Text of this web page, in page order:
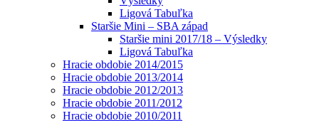
Ligová Tabuľka
Staršie Mini – SBA západ
Staršie mini 2017/18 – Výsledky
Ligová Tabuľka
Hracie obdobie 2014/2015
Hracie obdobie 2013/2014
Hracie obdobie 2012/2013
Hracie obdobie 2011/2012
Hracie obdobie 2010/2011